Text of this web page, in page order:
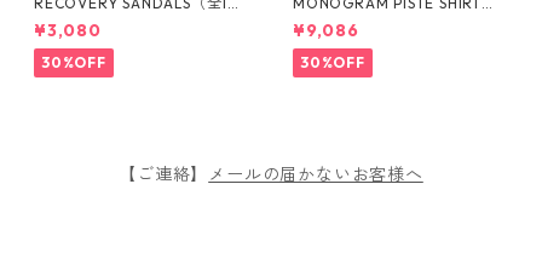
ラー）1726001020
¥3,080
30%OFF
（全1カラー）1721301010
¥9,086
30%OFF
【ご連絡】 メールの届かないお客様へ